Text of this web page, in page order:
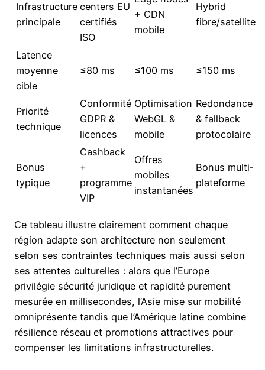
Infrastructure
principale
centers EU
certifiés
ISO
+ CDN
mobile
Hybrid
fibre/satellite
Latence
moyenne
cible
≤80 ms ≤100 ms ≤150 ms
Priorité
technique
Conformité
GDPR &
licences
Optimisation
WebGL &
mobile
Redondance
& fallback
protocolaire
Bonus
typique
Cashback
+
programme
VIP
Offres
mobiles
instantanées
Bonus multi‐
plateforme
Ce tableau illustre clairement comment chaque
région adapte son architecture non seulement
selon ses contraintes techniques mais aussi selon
ses attentes culturelles : alors que l’Europe
privilégie sécurité juridique et rapidité purement
mesurée en millisecondes, l’Asie mise sur mobilité
omniprésente tandis que l’Amérique latine combine
résilience réseau et promotions attractives pour
compenser les limitations infrastructurelles.